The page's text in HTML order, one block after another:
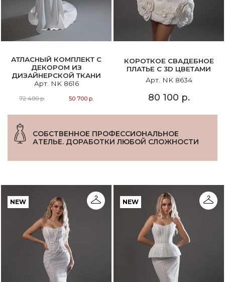
АТЛАСНЫЙ КОМПЛЕКТ C
ДЕКОРОМ ИЗ
ДИЗАЙНЕРСКОЙ ТКАНИ
Арт. NK 8616
72 400 р. 50 700 р.
КОРОТКОЕ СВАДЕБНОЕ
ПЛАТЬЕ С 3D ЦВЕТАМИ
Арт. NK 8634
80 100 р.
СОБСТВЕННОЕ ПРОФЕССИОНАЛЬНОЕ
АТЕЛЬЕ. ДОРАБОТКИ ЛЮБОЙ СЛОЖНОСТИ
NEW NEW